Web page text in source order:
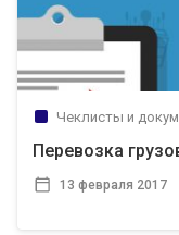
Чеклисты и
Перевозка
13 февраля 2017